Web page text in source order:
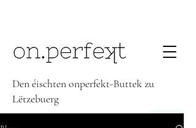
Den éischten onperfekt-Buttek zu
Lëtzebuerg
Kontakt